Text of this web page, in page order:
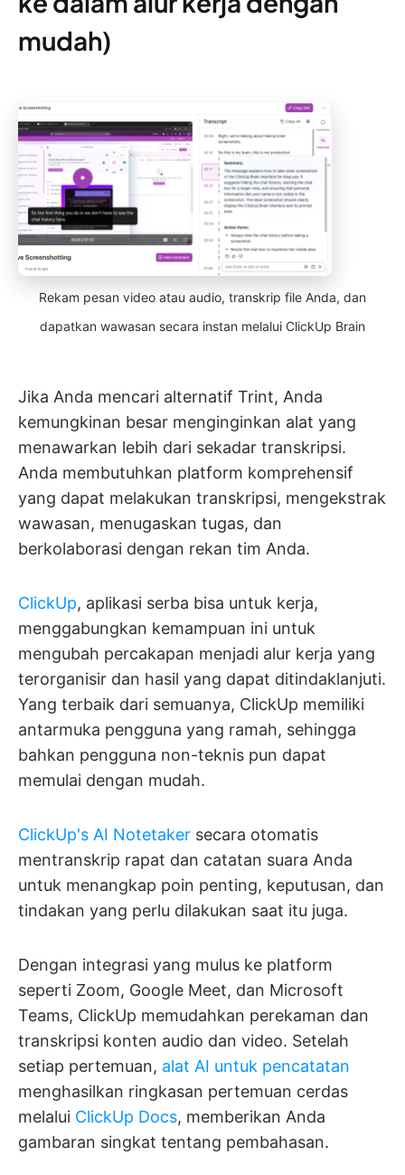
mudah)
Rekam pesan video atau audio, transkrip file Anda, dan
dapatkan wawasan secara instan melalui ClickUp Brain
Jika Anda mencari alternatif Trint, Anda
kemungkinan besar menginginkan alat yang
menawarkan lebih dari sekadar transkripsi.
Anda membutuhkan platform komprehensif
yang dapat melakukan transkripsi, mengekstrak
wawasan, menugaskan tugas, dan
berkolaborasi dengan rekan tim Anda.
ClickUp, aplikasi serba bisa untuk kerja,
menggabungkan kemampuan ini untuk
mengubah percakapan menjadi alur kerja yang
terorganisir dan hasil yang dapat ditindaklanjuti.
Yang terbaik dari semuanya, ClickUp memiliki
antarmuka pengguna yang ramah, sehingga
bahkan pengguna non-teknis pun dapat
memulai dengan mudah.
ClickUp's AI Notetaker secara otomatis
mentranskrip rapat dan catatan suara Anda
untuk menangkap poin penting, keputusan, dan
tindakan yang perlu dilakukan saat itu juga.
Dengan integrasi yang mulus ke platform
seperti Zoom, Google Meet, dan Microsoft
Teams, ClickUp memudahkan perekaman dan
transkripsi konten audio dan video. Setelah
setiap pertemuan, alat AI untuk pencatatan
menghasilkan ringkasan pertemuan cerdas
melalui ClickUp Docs, memberikan Anda
gambaran singkat tentang pembahasan.